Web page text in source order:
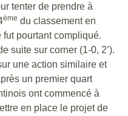
tenter de prendre à
ème du classement en
pourtant compliqué.
suite sur corner (1-0, 2’).
une action similaire et
un premier quart
ont commencé à
en place le projet de